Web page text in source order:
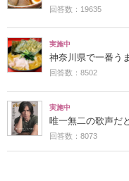
回答数：19635
実施中
神奈川県で一番う
回答数：8502
実施中
唯一無二の歌声だ
回答数：8073